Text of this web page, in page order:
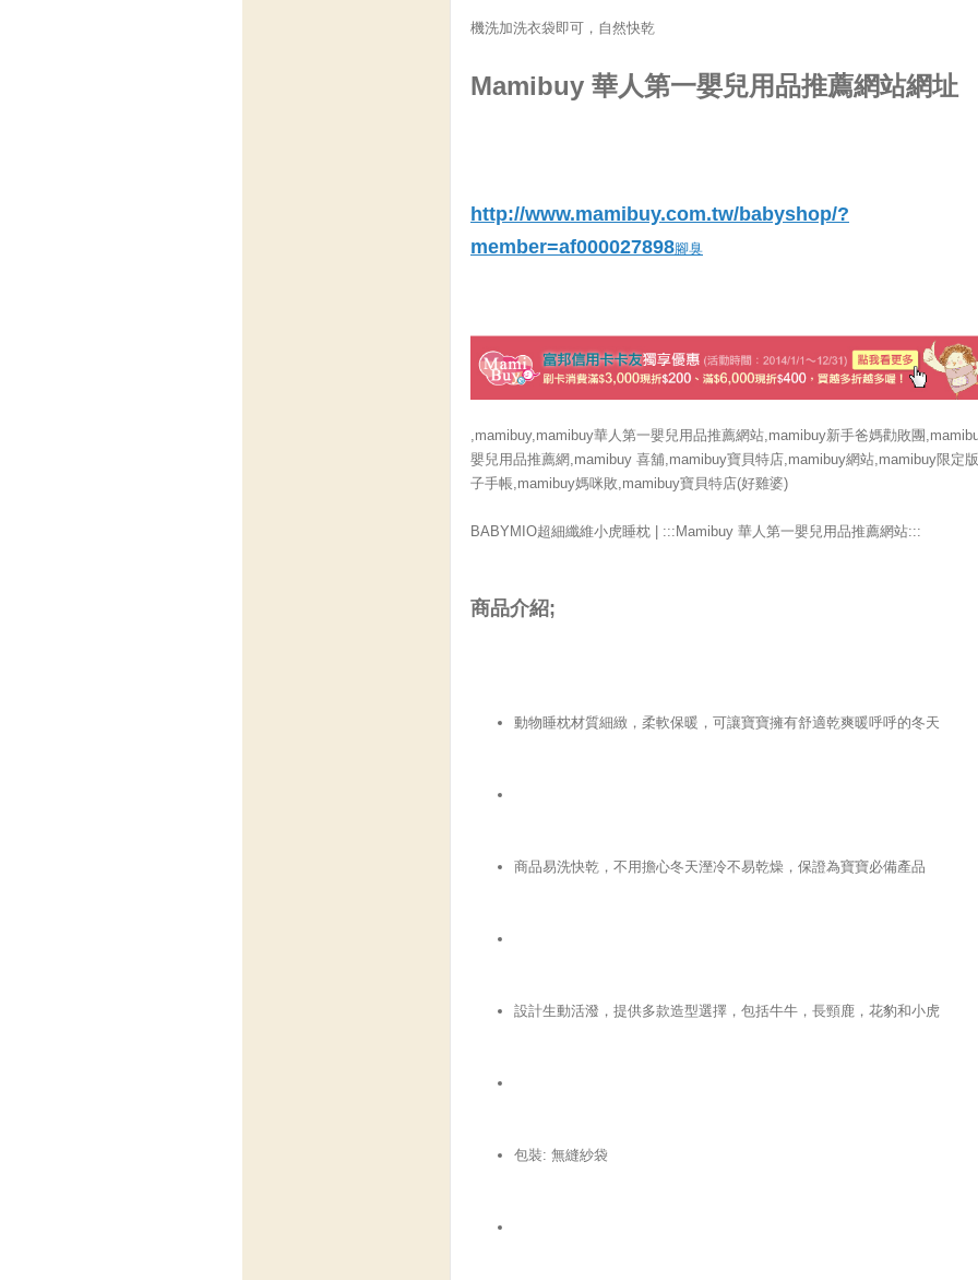
機洗加洗衣袋即可，自然快乾
Mamibuy 華人第一嬰兒用品推薦網站網址
http://www.mamibuy.com.tw/babyshop/?
member=af000027898腳臭
,mamibuy,mamibuy華人第一嬰兒用品推薦網站,mamibuy新手爸媽勸敗團
嬰兒用品推薦網,mamibuy 喜舖,mamibuy寶貝特店,mamibuy網站,mamibuy限定
子手帳,mamibuy媽咪敗,mamibuy寶貝特店(好雞婆)
BABYMIO超細纖維小虎睡枕 | :::Mamibuy 華人第一嬰兒用品推薦網站:::
商品介紹;
動物睡枕材質細緻，柔軟保暖，可讓寶寶擁有舒適乾爽暖呼呼的冬天
商品易洗快乾，不用擔心冬天溼冷不易乾燥，保證為寶寶必備產品
設計生動活潑，提供多款造型選擇，包括牛牛，長頸鹿，花豹和小虎
包裝: 無縫紗袋